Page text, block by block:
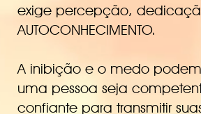
exige percepção,
AUTOCONHECIMENTO.
A inibição e o medo
uma pessoa seja
confiante para transmitir